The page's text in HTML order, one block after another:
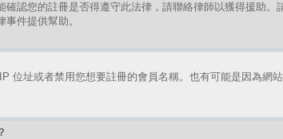
認您的註冊是否得遵守此法律，請聯絡律師以獲得援助
件提供幫助。
位址或者禁用您想要註冊的會員名稱。也有可能是因為網